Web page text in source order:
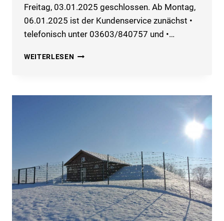
Freitag, 03.01.2025 geschlossen. Ab Montag,
06.01.2025 ist der Kundenservice zunächst •
telefonisch unter 03603/840757 und •…
WEITERLESEN ÖFFNUNGSZEITEN
DES
DEN
WEIHNACHTSFERIEN
2024